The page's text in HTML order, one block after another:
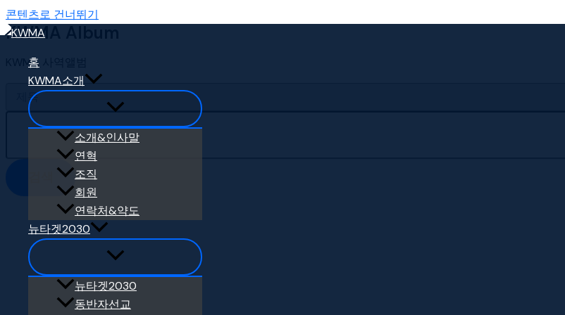
콘텐츠로 건너뛰기
홈
KWMA소개
소개&인사말
연혁
조직
회원
연락처&약도
뉴타겟2030
뉴타겟2030
동반자선교
KWMA Album
KWMA 사역앨범